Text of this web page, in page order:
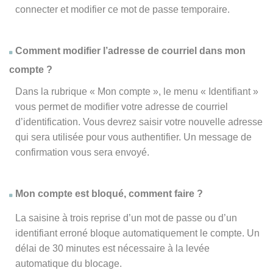
connecter et modifier ce mot de passe temporaire.
Comment modifier l’adresse de courriel dans mon
compte ?
Dans la rubrique « Mon compte », le menu « Identifiant »
vous permet de modifier votre adresse de courriel
d’identification. Vous devrez saisir votre nouvelle adresse
qui sera utilisée pour vous authentifier. Un message de
confirmation vous sera envoyé.
Mon compte est bloqué, comment faire ?
La saisine à trois reprise d’un mot de passe ou d’un
identifiant erroné bloque automatiquement le compte. Un
délai de 30 minutes est nécessaire à la levée
automatique du blocage.